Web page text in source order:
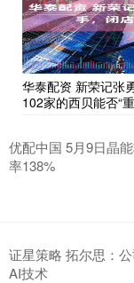
华泰配资 新荣记张
102家的西贝能否“
优配中国 5月9日晶
率138%
证星策略 拓尔思：
AI技术